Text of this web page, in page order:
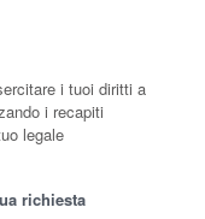
i tuoi diritti a
i recapiti
legale
richiesta